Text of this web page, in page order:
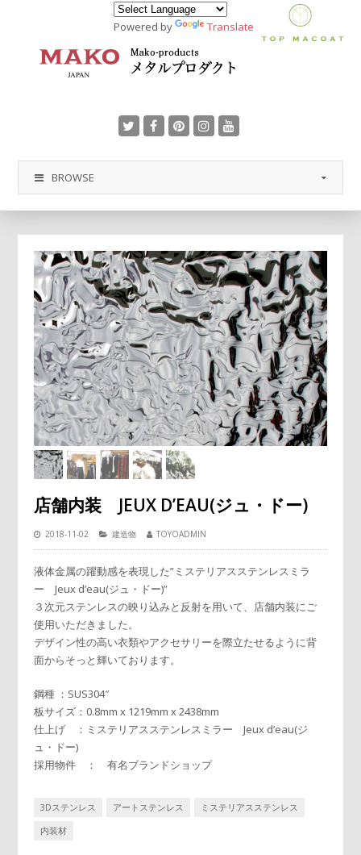
Powered by Translate
BROWSE
店舗内装 JEUX D’EAU(ジュ・ドー)
2018-11-02 建造物 TOYOADMIN
液体金属の躍動感を表現した”ミステリアスステンレスミラ
ー Jeux d’eau(ジュ・ドー)”
３次元ステンレスの映り込みと反射を用いて、店舗内装にご
使用いただきました。
デザイン性の高い衣類やアクセサリーを際立たせるように背
面からそっと輝いております。
鋼種 ：SUS304″
板サイズ：0.8mm x 1219mm x 2438mm
仕上げ ：ミステリアスステンレスミラー Jeux d’eau(ジ
ュ・ドー)
採用物件 ： 有名ブランドショップ
3Dステンレス アートステンレス
ミステリアスステンレス
内装材